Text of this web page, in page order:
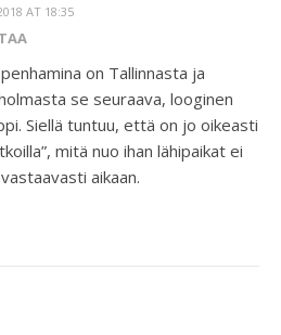
AT 18:35
on Tallinnasta ja
se seuraava, looginen
Siellä tuntuu, että on jo oikeasti
mitä nuo ihan lähipaikat ei
aikaan.